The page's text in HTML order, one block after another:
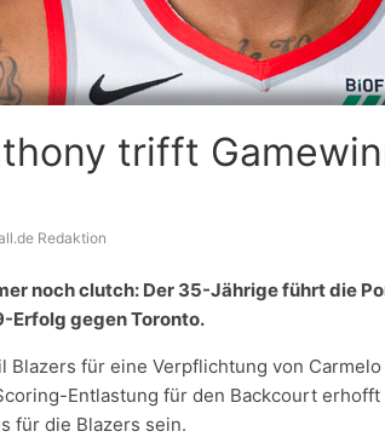
trifft
Redaktion
noch clutch: Der 35-Jährige führt die
Erfolg gegen Toronto.
Blazers für eine Verpflichtung von
Entlastung für den Backcourt erhofft
für die Blazers sein.